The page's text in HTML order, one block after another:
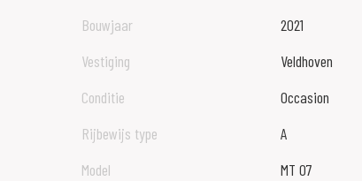
Bouwjaar
2021
Vestiging
Veldhoven
Conditie
Occasion
Rijbewijs type
A
Model
MT 07